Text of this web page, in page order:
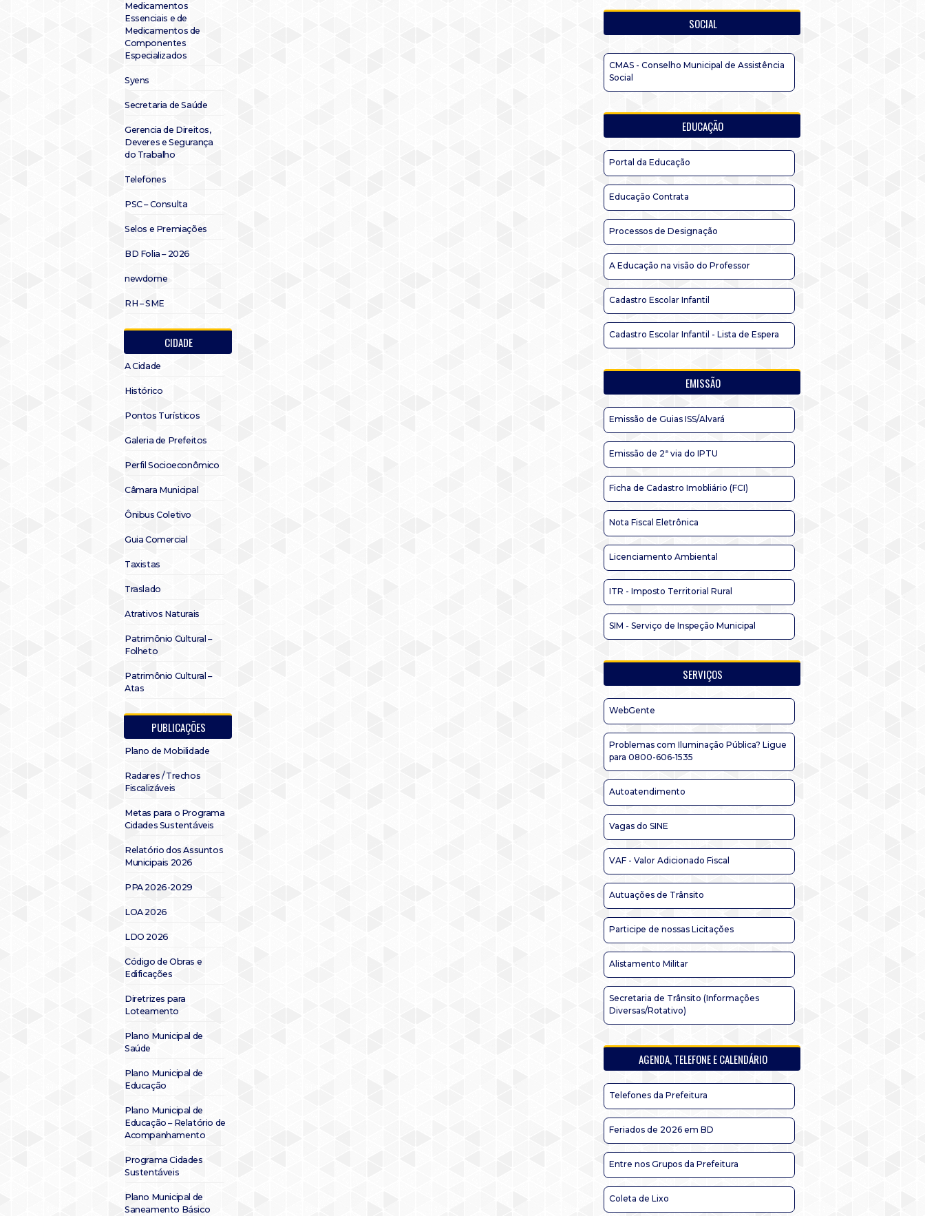
Medicamentos
Essenciais e de
Medicamentos de
Componentes
Especializados
Syens
Secretaria de Saúde
Gerencia de Direitos,
Deveres e Segurança
do Trabalho
Telefones
PSC – Consulta
Selos e Premiações
BD Folia – 2026
newdome
RH – SME
CIDADE
A Cidade
Histórico
Pontos Turísticos
Galeria de Prefeitos
Perfil Socioeconômico
Câmara Municipal
Ônibus Coletivo
Guia Comercial
Taxistas
Traslado
Atrativos Naturais
Patrimônio Cultural –
Folheto
Patrimônio Cultural –
Atas
PUBLICAÇÕES
Plano de Mobilidade
Radares / Trechos
Fiscalizáveis
Metas para o Programa
Cidades Sustentáveis
Relatório dos Assuntos
Municipais 2026
PPA 2026-2029
LOA 2026
LDO 2026
Código de Obras e
Edificações
Diretrizes para
Loteamento
Plano Municipal de
Saúde
Plano Municipal de
Educação
Plano Municipal de
Educação – Relatório de
Acompanhamento
Programa Cidades
Sustentáveis
Plano Municipal de
Saneamento Básico
SOCIAL
CMAS - Conselho Municipal de Assistência
Social
EDUCAÇÃO
Portal da Educação
Educação Contrata
Processos de Designação
A Educação na visão do Professor
Cadastro Escolar Infantil
Cadastro Escolar Infantil - Lista de Espera
EMISSÃO
Emissão de Guias ISS/Alvará
Emissão de 2ª via do IPTU
Ficha de Cadastro Imobliário (FCI)
Nota Fiscal Eletrônica
Licenciamento Ambiental
ITR - Imposto Territorial Rural
SIM - Serviço de Inspeção Municipal
SERVIÇOS
WebGente
Problemas com Iluminação Pública? Ligue
para 0800-606-1535
Autoatendimento
Vagas do SINE
VAF - Valor Adicionado Fiscal
Autuações de Trânsito
Participe de nossas Licitações
Alistamento Militar
Secretaria de Trânsito (Informações
Diversas/Rotativo)
AGENDA, TELEFONE E CALENDÁRIO
Telefones da Prefeitura
Feriados de 2026 em BD
Entre nos Grupos da Prefeitura
Coleta de Lixo